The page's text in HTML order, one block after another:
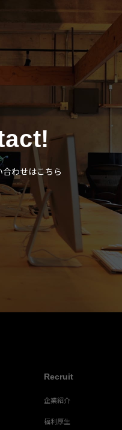
わせはこちら
Recruit
企業紹介
福利厚生